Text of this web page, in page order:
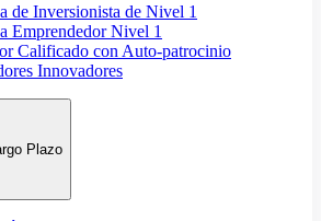
de Inversionista de Nivel 1
Emprendedor Nivel 1
Calificado con Auto-patrocinio
Innovadores
Plazo